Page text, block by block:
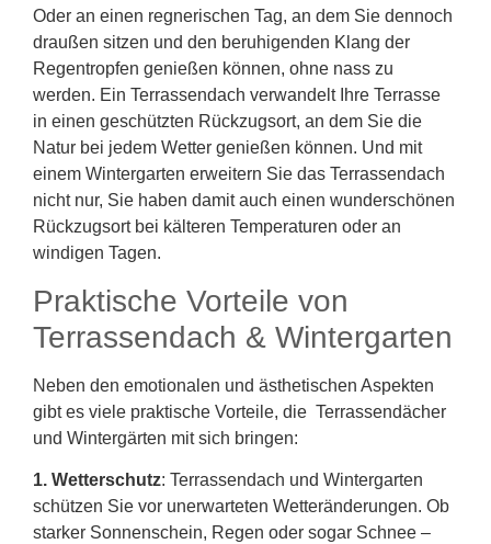
Oder an einen regnerischen Tag, an dem Sie dennoch
draußen sitzen und den beruhigenden Klang der
Regentropfen genießen können, ohne nass zu
werden. Ein Terrassendach verwandelt Ihre Terrasse
in einen geschützten Rückzugsort, an dem Sie die
Natur bei jedem Wetter genießen können. Und mit
einem Wintergarten erweitern Sie das Terrassendach
nicht nur, Sie haben damit auch einen wunderschönen
Rückzugsort bei kälteren Temperaturen oder an
windigen Tagen.
Praktische Vorteile von
Terrassendach & Wintergarten
Neben den emotionalen und ästhetischen Aspekten
gibt es viele praktische Vorteile, die Terrassendächer
und Wintergärten mit sich bringen:
1. Wetterschutz: Terrassendach und Wintergarten
schützen Sie vor unerwarteten Wetteränderungen. Ob
starker Sonnenschein, Regen oder sogar Schnee –